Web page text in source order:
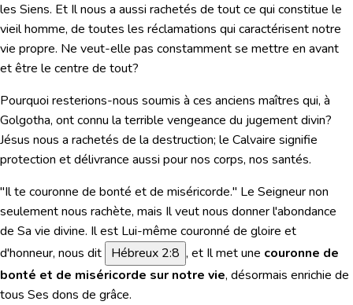
les Siens. Et Il nous a aussi rachetés de tout ce qui constitue le
vieil homme, de toutes les réclamations qui caractérisent notre
vie propre. Ne veut-elle pas constamment se mettre en avant
et être le centre de tout?
Pourquoi resterions-nous soumis à ces anciens maîtres qui, à
Golgotha, ont connu la terrible vengeance du jugement divin?
Jésus nous a rachetés de la destruction; le Calvaire signifie
protection et délivrance aussi pour nos corps, nos santés.
"Il te couronne de bonté et de miséricorde." Le Seigneur non
seulement nous rachète, mais Il veut nous donner l'abondance
de Sa vie divine. Il est Lui-même couronné de gloire et
d'honneur, nous dit Hébreux 2:8 , et Il met une couronne de
bonté et de miséricorde sur notre vie, désormais enrichie de
tous Ses dons de grâce.